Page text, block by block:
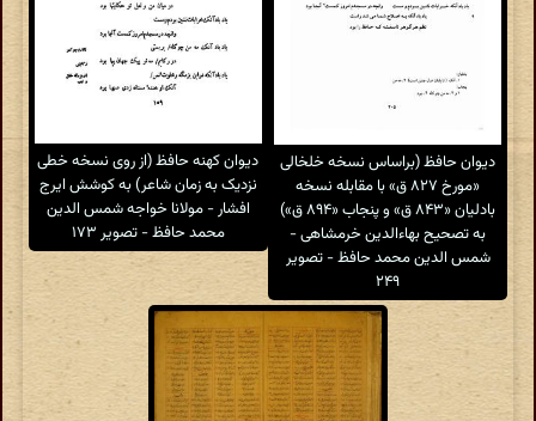
دیوان حافظ (براساس نسخه خلخالی
«مورخ ۸۲۷ ق» با مقابله نسخه
بادلیان «۸۴۳ ق» و پنجاب «۸۹۴ ق»)
به تصحیح بهاءالدین خرمشاهی -
شمس الدین محمد حافظ - تصویر
۲۴۹
دیوان کهنه حافظ (از روی نسخه خطی
نزدیک به زمان شاعر) به کوشش ایرج
افشار - مولانا خواجه شمس الدین
محمد حافظ - تصویر ۱۷۳